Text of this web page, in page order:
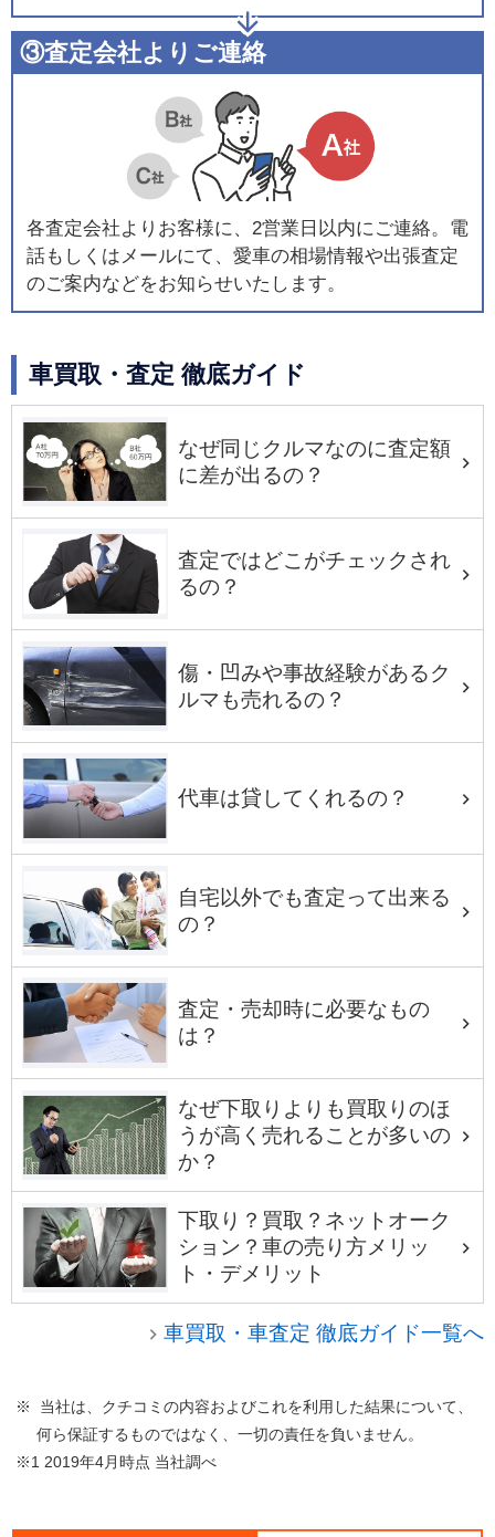
③査定会社よりご連絡
各査定会社よりお客様に、2営業日以内にご連絡。電
話もしくはメールにて、愛車の相場情報や出張査定
のご案内などをお知らせいたします。
車買取・査定 徹底ガイド
なぜ同じクルマなのに査定額
に差が出るの？
査定ではどこがチェックされ
るの？
傷・凹みや事故経験があるク
ルマも売れるの？
代車は貸してくれるの？
自宅以外でも査定って出来る
の？
査定・売却時に必要なもの
は？
なぜ下取りよりも買取りのほ
うが高く売れることが多いの
か？
下取り？買取？ネットオーク
ション？車の売り方メリッ
ト・デメリット
車買取・車査定 徹底ガイド一覧へ
※ 当社は、クチコミの内容およびこれを利用した結果について、
何ら保証するものではなく、一切の責任を負いません。
※1 2019年4月時点 当社調べ